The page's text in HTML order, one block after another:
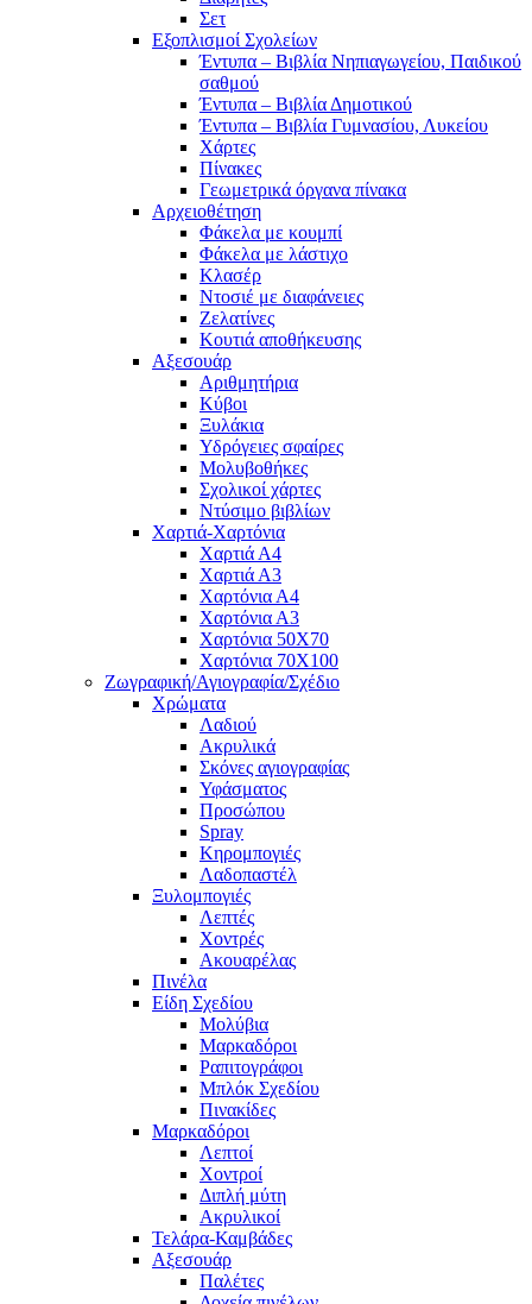
Σετ
Εξοπλισμοί Σχολείων
Έντυπα – Βιβλία Νηπιαγωγείου, Παιδικού
σαθμού
Έντυπα – Βιβλία Δημοτικού
Έντυπα – Βιβλία Γυμνασίου, Λυκείου
Χάρτες
Πίνακες
Γεωμετρικά όργανα πίνακα
Αρχειοθέτηση
Φάκελα με κουμπί
Φάκελα με λάστιχο
Κλασέρ
Ντοσιέ με διαφάνειες
Ζελατίνες
Κουτιά αποθήκευσης
Αξεσουάρ
Αριθμητήρια
Κύβοι
Ξυλάκια
Υδρόγειες σφαίρες
Μολυβοθήκες
Σχολικοί χάρτες
Ντύσιμο βιβλίων
Χαρτιά-Χαρτόνια
Χαρτιά Α4
Χαρτιά Α3
Χαρτόνια Α4
Χαρτόνια Α3
Χαρτόνια 50Χ70
Χαρτόνια 70Χ100
Ζωγραφική/Αγιογραφία/Σχέδιο
Χρώματα
Λαδιού
Ακρυλικά
Σκόνες αγιογραφίας
Υφάσματος
Προσώπου
Spray
Κηρομπογιές
Λαδοπαστέλ
Ξυλομπογιές
Λεπτές
Χοντρές
Ακουαρέλας
Πινέλα
Είδη Σχεδίου
Μολύβια
Μαρκαδόροι
Ραπιτογράφοι
Μπλόκ Σχεδίου
Πινακίδες
Μαρκαδόροι
Λεπτοί
Χοντροί
Διπλή μύτη
Ακρυλικοί
Τελάρα-Καμβάδες
Αξεσουάρ
Παλέτες